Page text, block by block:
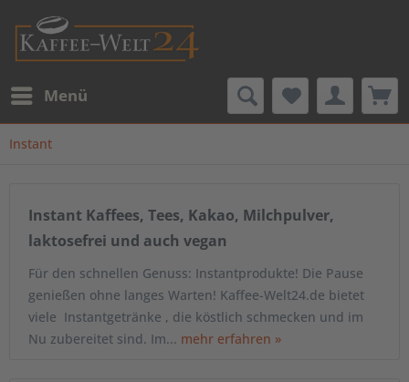
Menü
Instant
Instant Kaffees, Tees, Kakao, Milchpulver,
laktosefrei und auch vegan
Für den schnellen Genuss: Instantprodukte! Die Pause
genießen ohne langes Warten! Kaffee-Welt24.de bietet
viele Instantgetränke , die köstlich schmecken und im
Nu zubereitet sind. Im... mehr erfahren »